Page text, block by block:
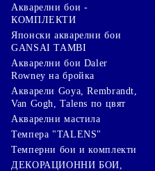
Акварелни бои -
КОМПЛЕКТИ
Японски акварелни бои
GANSAI TAMBI
Акварелни бои Daler
Rowney на бройка
Акварели Goya, Rembrandt,
Van Gogh, Talens по цвят
Акварелни мастила
Темпера "TALENS"
Темперни бои и комплекти
ДЕКОРАЦИОННИ БОИ,